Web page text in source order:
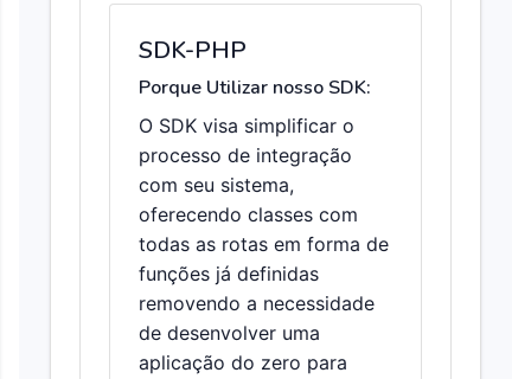
SDK-PHP
Porque Utilizar nosso SDK:
O SDK visa simplificar o
processo de integração
com seu sistema,
oferecendo classes com
todas as rotas em forma de
funções já definidas
removendo a necessidade
de desenvolver uma
aplicação do zero para